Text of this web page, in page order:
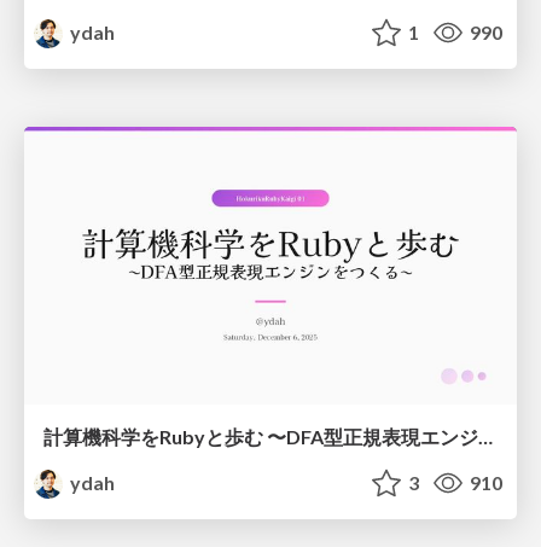
ydah
1 990
計算機科学をRubyと歩む 〜DFA型正規表現エンジンをつくる～
ydah
3 910